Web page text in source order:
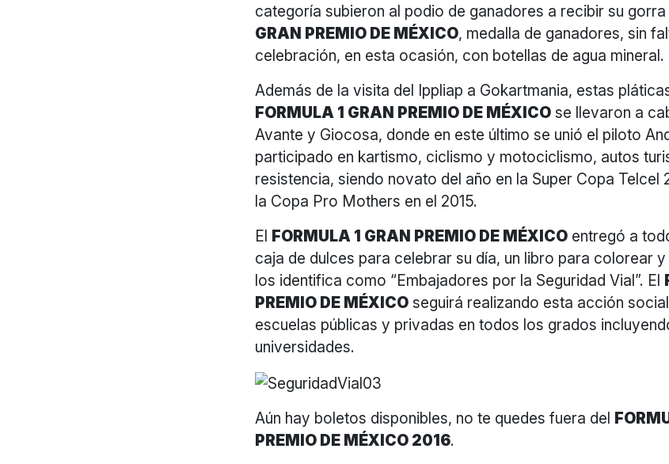
categoría subieron al podio de ganadores a recibir su gorra
GRAN PREMIO DE MÉXICO, medalla de ganadores, sin
celebración, en esta ocasión, con botellas de agua mineral.
Además de la visita del Ippliap a Gokartmania, estas
FORMULA 1 GRAN PREMIO DE MÉXICO se llevaron a
Avante y Giocosa, donde en este último se unió el piloto
participado en kartismo, ciclismo y motociclismo, autos
resistencia, siendo novato del año en la Super Copa Telcel
la Copa Pro Mothers en el 2015.
El FORMULA 1 GRAN PREMIO DE MÉXICO entregó a
caja de dulces para celebrar su día, un libro para colorear
los identifica como “Embajadores por la Seguridad Vial”. El
PREMIO DE MÉXICO seguirá realizando esta acción
escuelas públicas y privadas en todos los grados
universidades.
Aún hay boletos disponibles, no te quedes fuera del
PREMIO DE MÉXICO 2016.